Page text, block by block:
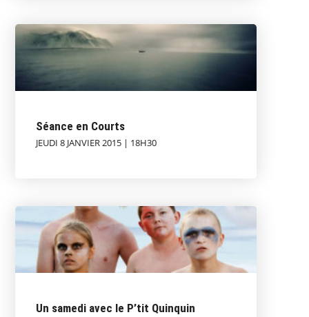
Séance en Courts
JEUDI 8 JANVIER 2015 | 18H30
Un samedi avec le P’tit Quinquin